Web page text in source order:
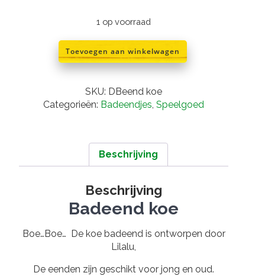
1 op voorraad
Badeend
koe
aantal
Toevoegen aan winkelwagen
SKU: DBeend koe
Categorieën: Badeendjes, Speelgoed
Beschrijving
Beschrijving
Badeend koe
Boe…Boe… De koe badeend is ontworpen door
Lilalu,
De eenden zijn geschikt voor jong en oud.